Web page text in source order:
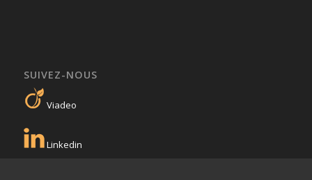
SUIVEZ-NOUS
Viadeo
Linkedin